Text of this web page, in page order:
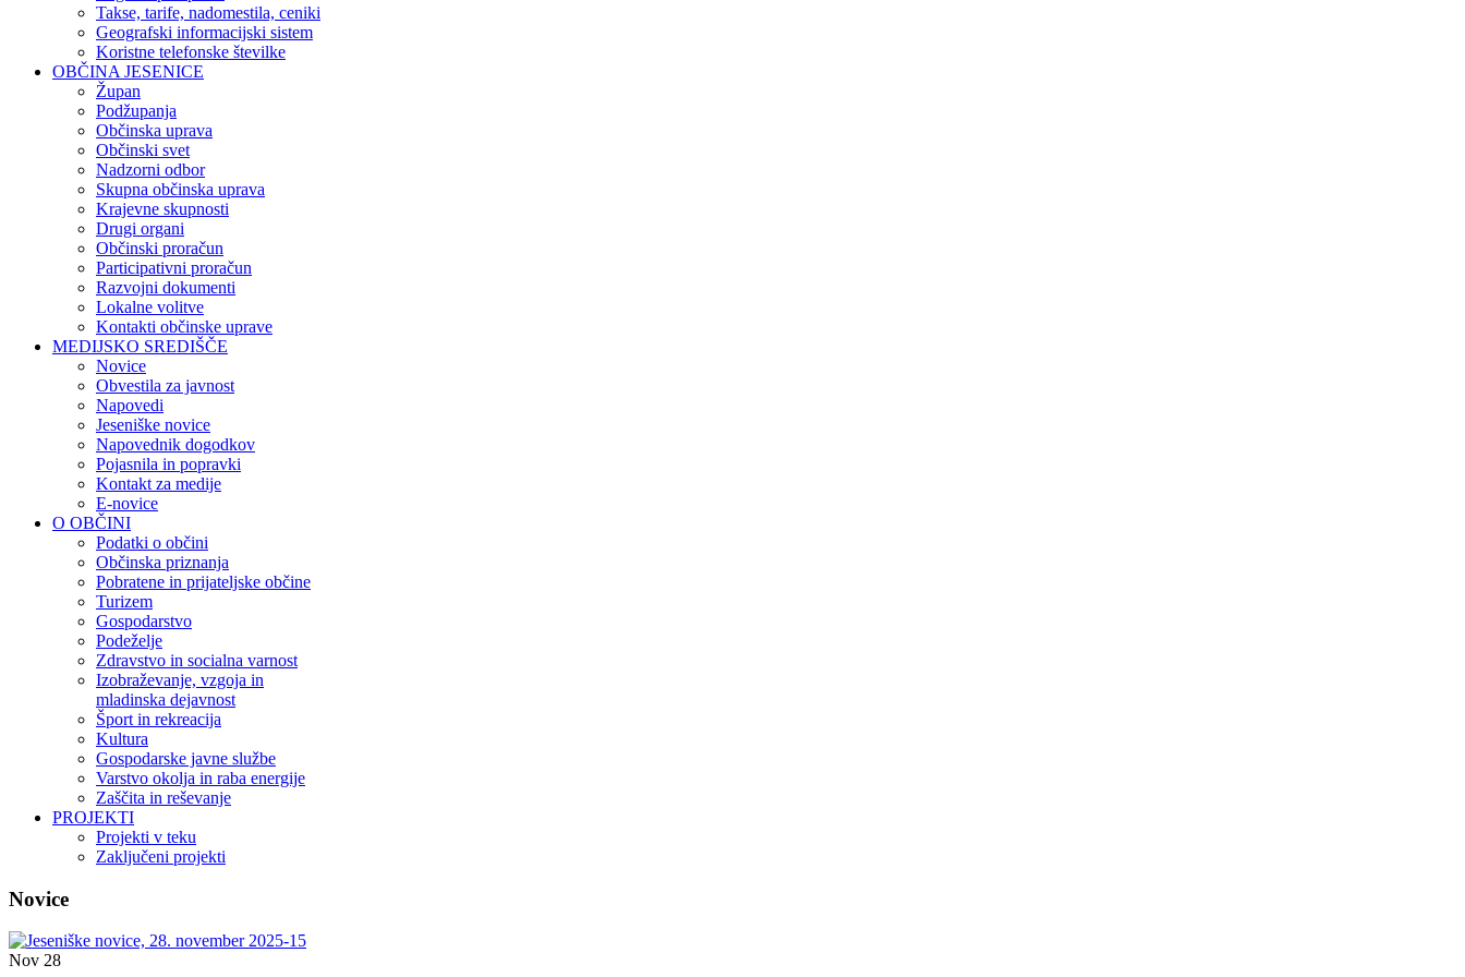
Takse, tarife, nadomestila, ceniki
Geografski informacijski sistem
Koristne telefonske številke
OBČINA JESENICE
Župan
Podžupanja
Občinska uprava
Občinski svet
Nadzorni odbor
Skupna občinska uprava
Krajevne skupnosti
Drugi organi
Občinski proračun
Participativni proračun
Razvojni dokumenti
Lokalne volitve
Kontakti občinske uprave
MEDIJSKO SREDIŠČE
Novice
Obvestila za javnost
Napovedi
Jeseniške novice
Napovednik dogodkov
Pojasnila in popravki
Kontakt za medije
E-novice
O OBČINI
Podatki o občini
Občinska priznanja
Pobratene in prijateljske občine
Turizem
Gospodarstvo
Podeželje
Zdravstvo in socialna varnost
Izobraževanje, vzgoja in
mladinska dejavnost
Šport in rekreacija
Kultura
Gospodarske javne službe
Varstvo okolja in raba energije
Zaščita in reševanje
PROJEKTI
Projekti v teku
Zaključeni projekti
Novice
Nov 28